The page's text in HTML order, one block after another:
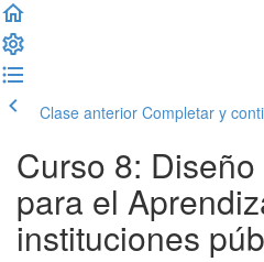
Clase anterior Completar y
Curso 8:
para el
instituciones